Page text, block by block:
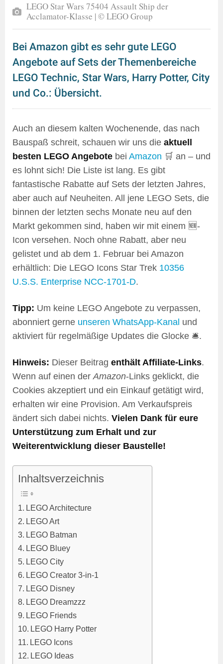
LEGO Star Wars 75404 Assault Ship der
Acclamator-Klasse | © LEGO Group
Bei Amazon gibt es sehr gute LEGO
Angebote auf Sets der Themenbereiche
LEGO Technic, Star Wars, Harry Potter, City
und Co.: Übersicht.
Auch an diesem kalten Wochenende, das nach
Bauspaß schreit, schauen wir uns die aktuell
besten LEGO Angebote bei Amazon 🛒 an – und
es lohnt sich! Die Liste ist lang. Es gibt
fantastische Rabatte auf Sets der letzten Jahres,
aber auch auf Neuheiten. All jene LEGO Sets, die
binnen der letzten sechs Monate neu auf den
Markt gekommen sind, haben wir mit einem 🆕-
Icon versehen. Noch ohne Rabatt, aber neu
gelistet und ab dem 1. Februar bei Amazon
erhältlich: Die LEGO Icons Star Trek 10356
U.S.S. Enterprise NCC-1701-D.
Tipp: Um keine LEGO Angebote zu verpassen,
abonniert gerne unseren WhatsApp-Kanal und
aktiviert für regelmäßige Updates die Glocke 🛎️.
Hinweis: Dieser Beitrag enthält Affiliate-Links.
Wenn auf einen derAmazon-Links geklickt, die
Cookies akzeptiert und ein Einkauf getätigt wird,
erhalten wir eine Provision. Am Verkaufspreis
ändert sich dabei nichts. Vielen Dank für eure
Unterstützung zum Erhalt und zur
Weiterentwicklung dieser Baustelle!
Inhaltsverzeichnis
LEGO Architecture
LEGO Art
LEGO Batman
LEGO Bluey
LEGO City
LEGO Creator 3-in-1
LEGO Disney
LEGO Dreamzzz
LEGO Friends
LEGO Harry Potter
LEGO Icons
LEGO Ideas